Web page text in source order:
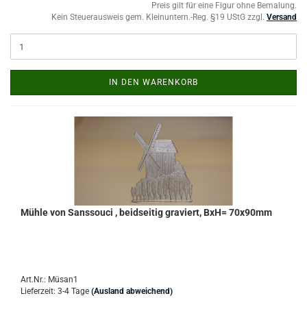
Preis gilt für eine Figur ohne Bemalung.
Kein Steuerausweis gem. Kleinuntern.-Reg. §19 UStG zzgl. Versand
IN DEN WARENKORB
Mühle von Sanssouci , beidseitig graviert, BxH= 70x90mm
Art.Nr.: Müsan1
Lieferzeit: 3-4 Tage (Ausland abweichend)